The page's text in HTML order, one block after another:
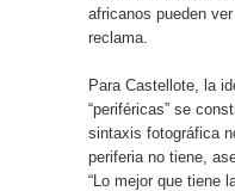
africanos pueden
reclama.
Para Castellote, la
“periféricas” se
sintaxis fotográfica
periferia no tiene,
“Lo mejor que tiene